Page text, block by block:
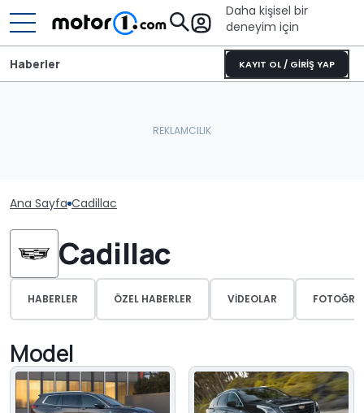
Daha kişisel bir
deneyim için
KAYIT OL / GİRİŞ YAP
Haberler
Ana Sayfa Cadillac
Cadillac
HABERLER ÖZEL HABERLER VIDEOLAR
Model